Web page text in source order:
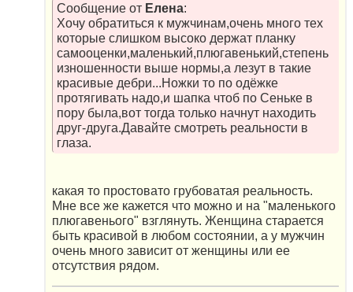
Сообщение от Елена:
Хочу обратиться к мужчинам,очень много тех
которые слишком высоко держат планку
самооценки,маленький,плюгавенький,степень
изношенности выше нормы,а лезут в такие
красивые дебри...Ножки то по одёжке
протягивать надо,и шапка чтоб по Сеньке в
пору была,вот тогда только начнут находить
друг-друга.Давайте смотреть реальности в
глаза.
какая то простовато грубоватая реальность.
Мне все же кажется что можно и на "маленького
плюгавенього" взглянуть. Женщина старается
быть красивой в любом состоянии, а у мужчин
очень много зависит от женщины или ее
отсутствия рядом.